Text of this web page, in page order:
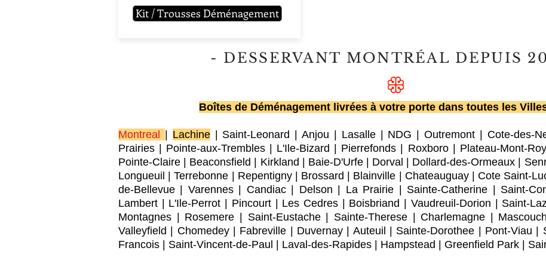
Kit / Trousses Déménagement
- DESSERVANT MONTRÉAL DEPUIS
Boîtes de Déménagement livrées à votre porte dans toutes les
Montreal Lachine Saint-Leonard |Anjou Lasalle| NDG |Outremont Cote-des-
Prairies
Pointe-aux-Trembles L'Ile-Bizard Pierrefonds Roxboro| Plateau-Mont-
Pointe-Claire
Beaconsfield Kirkland Baie-D'Urfe| Dorval Dollard-des-Ormeaux
Longueuil
|Terrebonne Repentigny| Brossard Blainville Chateauguay| Cote Saint-
de-Bellevue
Varennes| Candiac| Delson La Prairie Sainte-Catherine Saint-
Lambert
L'Ile-Perrot Pincourt| Les Cedres| Boisbriand Vaudreuil-Dorion Saint-
Montagnes
Rosemere Saint-Eustache| Sainte-Therese| Charlemagne
Valleyfield
Chomedey| Fabreville Duvernay Auteuil Sainte-Dorothee Pont-Viau
Francois
Saint-Vincent-de-Paul Laval-des-Rapides Hampstead Greenfield Park